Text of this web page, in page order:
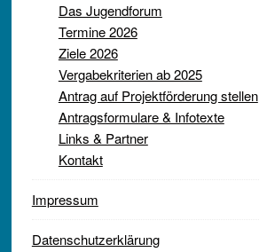
Das Jugendforum
Termine 2026
Ziele 2026
Vergabekriterien ab 2025
Antrag auf Projektförderung stellen
Antragsformulare & Infotexte
Links & Partner
Kontakt
Impressum
Datenschutzerklärung